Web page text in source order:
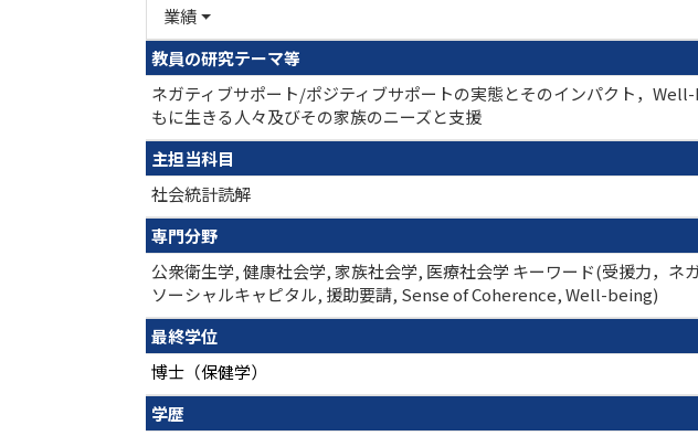
業績
教員の研究テーマ等
ネガティブサポート/ポジティブサポートの実態とそのインパクト，
もに生きる人々及びその家族のニーズと支援
主担当科目
社会統計読解
専門分野
公衆衛生学, 健康社会学, 家族社会学, 医療社会学 キーワード(受援力，ネ
ソーシャルキャピタル, 援助要請, Sense of Coherence, Well-being)
最終学位
博士（保健学）
学歴